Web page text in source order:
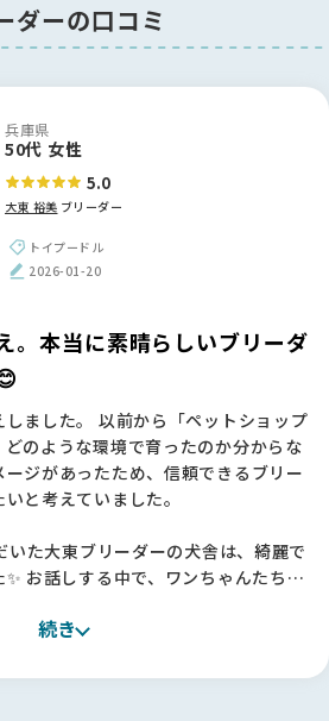
ダーの口コミ
兵庫県
50代 女性
5.0
大東 裕美 ブリーダー
トイプードル
2026-01-20
。本当に素晴らしいブリーダ
ました。 以前から「ペットショップ
のような環境で育ったのか分からな
ジがあったため、信頼できるブリー
と考えていました。
いた大東ブリーダーの犬舎は、綺麗で
お話しする中で、ワンちゃんたちに
）の性格までしっかり把握して説明し
続き